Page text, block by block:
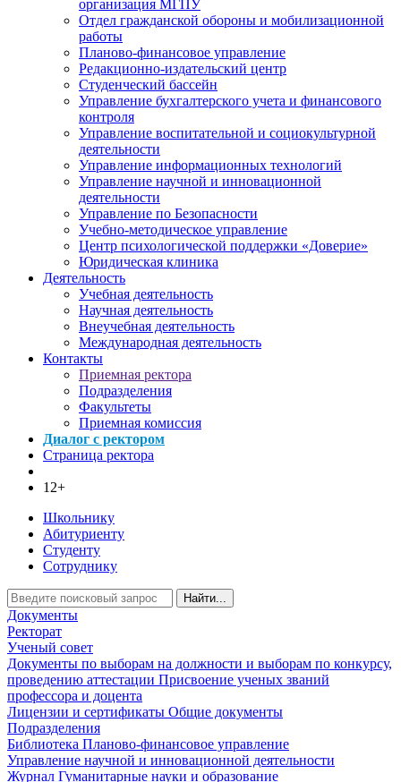
организация МГПУ
Отдел гражданской обороны и мобилизационной
работы
Планово-финансовое управление
Редакционно-издательский центр
Студенческий бассейн
Управление бухгалтерского учета и финансового
контроля
Управление воспитательной и социокультурной
деятельности
Управление информационных технологий
Управление научной и инновационной
деятельности
Управление по Безопасности
Учебно-методическое управление
Центр психологической поддержки «Доверие»
Юридическая клиника
Деятельность
Учебная деятельность
Научная деятельность
Внеучебная деятельность
Международная деятельность
Контакты
Приемная ректора
Подразделения
Факультеты
Приемная комиссия
Диалог с ректором
Страница ректора
12+
Школьнику
Абитуриенту
Студенту
Сотруднику
Найти...
Документы
Ректорат
Ученый совет
Документы по выборам на должности и выборам по конкурсу,
проведению аттестации Присвоение ученых званий
профессора и доцента
Лицензии и сертификаты Общие документы
Подразделения
Библиотека Планово-финансовое управление
Управление научной и инновационной деятельности
Журнал Гуманитарные науки и образование